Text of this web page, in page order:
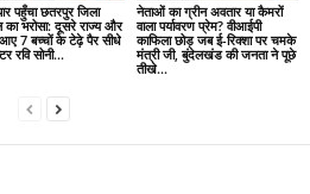
पहुँचा छतरपुर जिला
का भरोसा: दूसरे राज्य और
7 बच्चों के टेढ़े पैर सीधे
रवि सोनी...
नेताओं का ग्रीन अवतार या कैमरों
वाला पर्यावरण प्रेम? वीआईपी
काफिला छोड़ जब ई-रिक्शा पर चमके
मंत्री जी, बुंदेलखंड की जनता ने पूछे
तीखे...